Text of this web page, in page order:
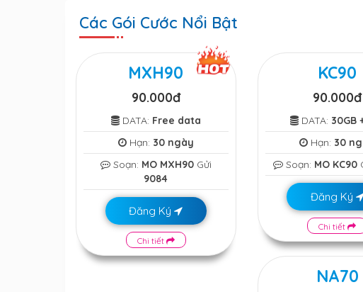
Các Gói Cước Nổi Bật
MXH90
90.000đ
DATA: Free data
Hạn: 30 ngày
Soạn: MO MXH90Gửi
9084
Đăng Ký
Chi tiết
KC90
90.000đ
DATA: 30GB
Hạn: 30
Soạn: MO KC90
Đăng Ký
Chi tiết
NA70